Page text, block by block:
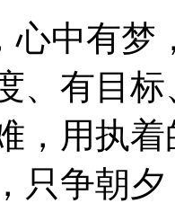
心中有梦
、有目
，用执
只争朝